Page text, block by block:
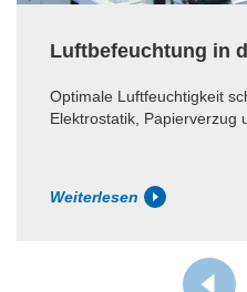
Luftbefeuchtung in
Optimale Luftfeuchtigkeit
Elektrostatik, Papierverzug
Weiterlesen